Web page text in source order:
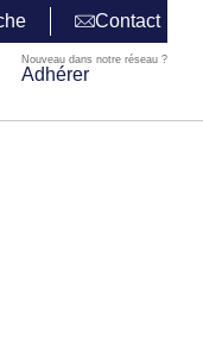
Contact
Adhérer